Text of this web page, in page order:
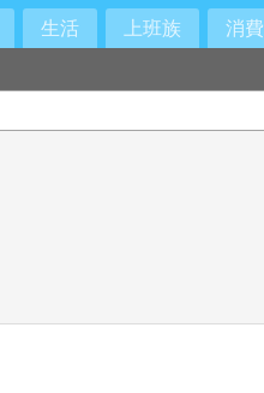
生活 上班族 消費